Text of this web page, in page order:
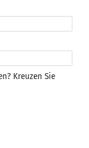
Kreuzen Sie